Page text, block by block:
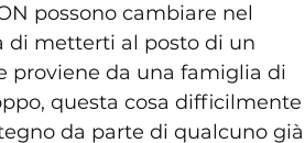
possono cambiare nel
di metterti al posto di un
proviene da una famiglia di
questa cosa difficilmente
da parte di qualcuno già